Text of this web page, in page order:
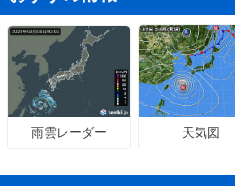
雨雲レーダー 天気図